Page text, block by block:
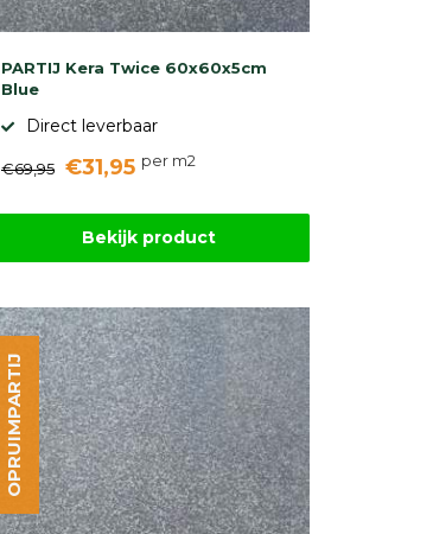
PARTIJ Kera Twice 60x60x5cm
Blue
Direct leverbaar
€69,95 €31,95 per m2
Bekijk product
OPRUIMPARTIJ